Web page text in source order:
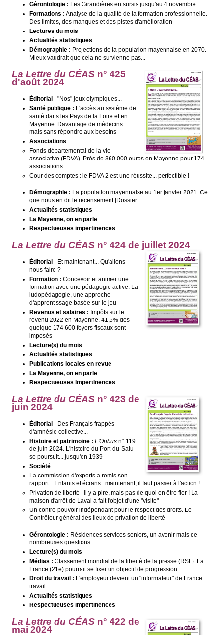
Gérontologie : Les Girandières en sursis jusqu'au 4 novembre
Formations : Analyse de la qualité de la formation professionnelle.
Des limites, des manques et des pistes d'amélioration
Lectures du mois
Actualités statistiques
Démographie : Projections de la population mayennaise en 2070.
Mieux vaudrait que cela ne survienne pas...
La Lettre du CÉASn° 425
d'août 2024
Éditorial : "Nos" jeux olympiques...
Santé publique : L'accès au système de
santé dans les Pays de la Loire et en
Mayenne. Davantage de médecins...
mais sans répondre aux besoins
Associations
Fonds départemental de la vie
associative (FDVA). Près de 360 000 euros en Mayenne pour 174
associations
Cour des comptes : le FDVA 2 est une réussite... perfectible !
Démographie : La population mayennaise au 1er janvier 2021. Ce
que nous en dit le recensement [Dossier]
Actualités statistiques
La Mayenne, on en parle
Respectueuses impertinences
La Lettre du CÉASn° 424 de juillet 2024
Éditorial : Et maintenant... Qu'allons-
nous faire ?
Formation : Concevoir et animer une
formation avec une pédagogie active. La
ludopédagogie, une approche
d'apprentissage basée sur le jeu
Revenus et salaires : Impôts sur le
revenu 2022 en Mayenne. 41,5% des
quelque 174 600 foyers fiscaux sont
imposés
Lecture(s) du mois
Actualités statistiques
Publications locales en revue
La Mayenne, on en parle
Respectueuses impertinences
La Lettre du CÉASn° 423 de
juin 2024
Éditorial : Des Français frappés
d'amnésie collective...
Histoire et patrimoine : L'Oribusn° 119
de juin 2024. L'histoire du Port-du-Salu
se poursuit... jusqu'en 1939
Société
La commission d'experts a remis son
rapport... Enfants et écrans : maintenant, il faut passer à l'action !
Privation de liberté : il y a pire, mais pas de quoi en être fier ! La
maison d'arrêt de Laval a fait l'objet d'une "visite"
Un contre-pouvoir indépendant pour le respect des droits. Le
Contrôleur général des lieux de privation de liberté
Gérontologie : Résidences services seniors, un avenir mais de
nombreuses questions
Lecture(s) du mois
Médias : Classement mondial de la liberté de la presse (RSF). La
France (21e) pourrait se fixer un objectif de progression
Droit du travail : L'employeur devient un "informateur" de France
travail
Actualités statistiques
Respectueuses impertinences
La Lettre du CÉASn° 422 de
mai 2024